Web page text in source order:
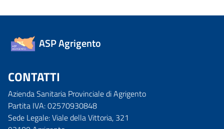
ASP Agrigento
CONTATTI
Azienda Sanitaria Provinciale di Agrigento
Partita IVA: 02570930848
Sede Legale: Viale della Vittoria, 321